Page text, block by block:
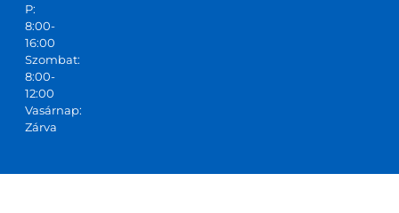
P:
8:00-
16:00
Szombat:
8:00-
12:00
Vasárnap:
Zárva